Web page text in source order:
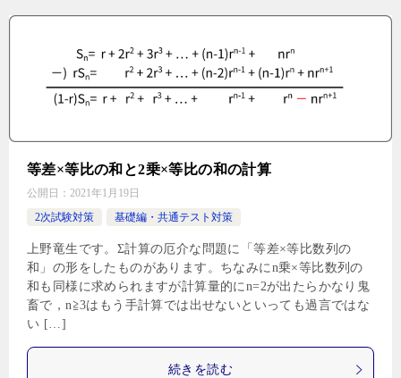
等差×等比の和と2乗×等比の和の計算
公開日： 2021年1月19日
2次試験対策
基礎編・共通テスト対策
上野竜生です。Σ計算の厄介な問題に「等差×等比数列の
和」の形をしたものがあります。ちなみにn乗×等比数列の
和も同様に求められますが計算量的にn=2が出たらかなり鬼
畜で，n≧3はもう手計算では出せないといっても過言ではな
い […]
続きを読む